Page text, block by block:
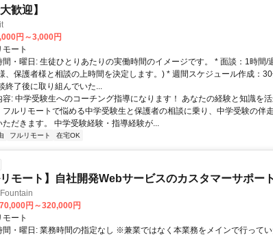
歓迎】
円～3,000円
モート
間・曜日: 生徒ひとりあたりの実働時間のイメージです。 * 面談：1時間/
、保護者様と相談の上時間を決定します。) * 週間スケジュール作成：
終了後に取り組んでいた...
容: 中学受験生へのコーチング指導になります！ あなたの経験と知識を
フルリモートで悩める中学受験生と保護者の相談に乗り、中学受験の伴
ただきます。 中学受験経験・指導経験が...
フルリモート 在宅OK
リモート】自社開発Webサービスのカスタマーサポー
円～320,000円
モート
間・曜日: 業務時間の指定なし ※兼業ではなく本業務をメインで行って